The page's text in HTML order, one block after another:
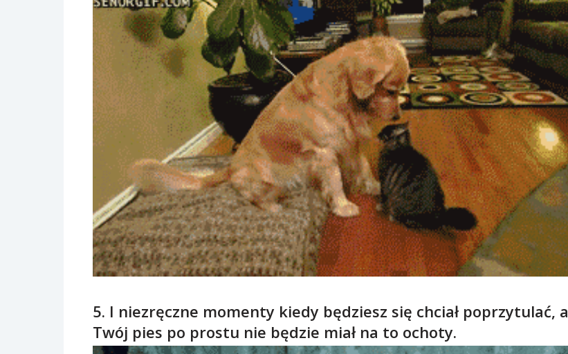
5. I niezręczne momenty kiedy będziesz się chciał poprzytulać, a
Twój pies po prostu nie będzie miał na to ochoty.